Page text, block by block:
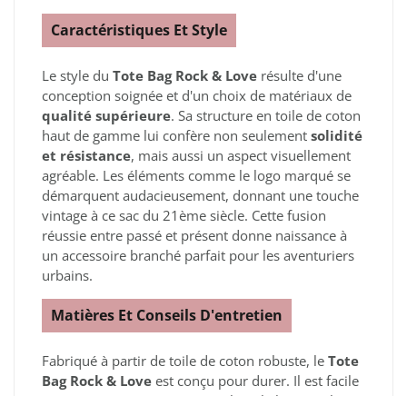
Caractéristiques Et Style
Le style du Tote Bag Rock & Love résulte d'une
conception soignée et d'un choix de matériaux de
qualité supérieure. Sa structure en toile de coton
haut de gamme lui confère non seulement solidité
et résistance, mais aussi un aspect visuellement
agréable. Les éléments comme le logo marqué se
démarquent audacieusement, donnant une touche
vintage à ce sac du 21ème siècle. Cette fusion
réussie entre passé et présent donne naissance à
un accessoire branché parfait pour les aventuriers
urbains.
Matières Et Conseils D'entretien
Fabriqué à partir de toile de coton robuste, le Tote
Bag Rock & Love est conçu pour durer. Il est facile